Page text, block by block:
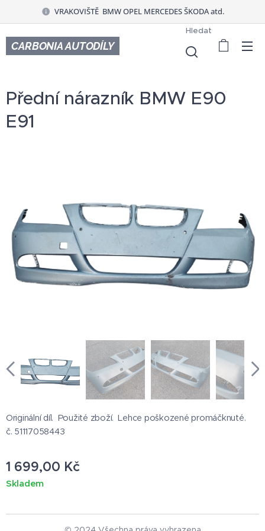
VRAKOVIŠTĚ BMW OPEL MERCEDES ŠKODA atd.
CARBONIA AUTODÍLY
Hledat
Přední nárazník BMW E90
E91
Originální díl. Použité zboží. Lehce poškozené promáčknuté.
č. 51117058443
1 699,00 Kč
Skladem